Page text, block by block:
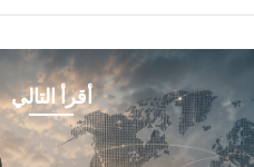
أقرأ التالي